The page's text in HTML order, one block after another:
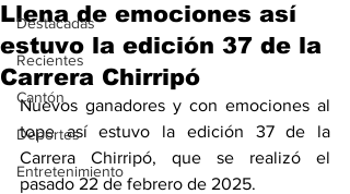
Destacadas
Recientes
Cantón
Deportes
Entretenimiento
Llena de emociones así
estuvo la edición 37 de la
Carrera Chirripó
Nuevos ganadores y con emociones al
tope así estuvo la edición 37 de la
Carrera Chirripó, que se realizó el
pasado 22 de febrero de 2025.